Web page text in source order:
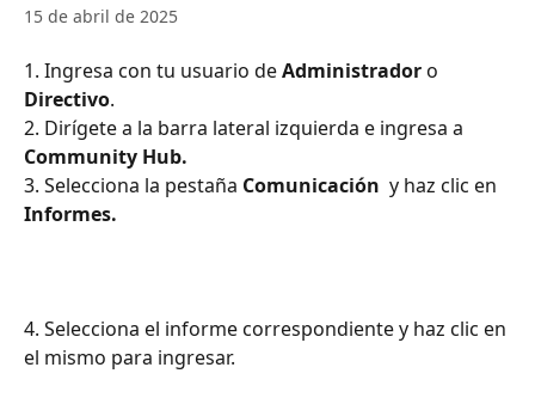
15 de abril de 2025
1. Ingresa con tu usuario de Administrador o
Directivo.
2. Dirígete a la barra lateral izquierda e ingresa a
Community Hub.
3. Selecciona la pestaña Comunicación y haz clic en
Informes.
4. Selecciona el informe correspondiente y haz clic en
el mismo para ingresar.